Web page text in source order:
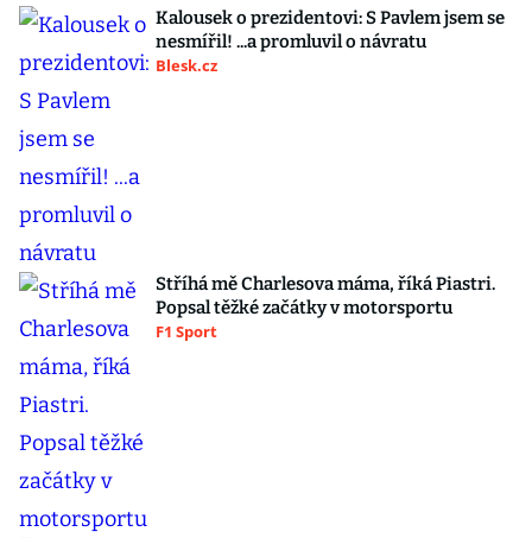
Kalousek o prezidentovi: S Pavlem jsem se
nesmířil! ...a promluvil o návratu
Blesk.cz
Stříhá mě Charlesova máma, říká Piastri.
Popsal těžké začátky v motorsportu
F1 Sport